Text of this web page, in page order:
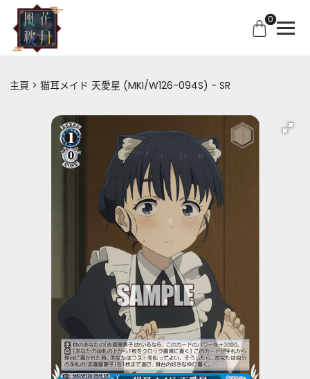
0
主頁 猫耳メイド 天愛星 (MKI/W126-094S) - SR